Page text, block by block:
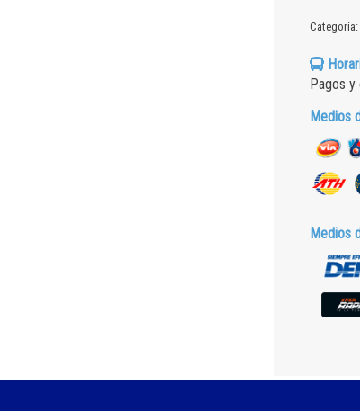
Litro
Categoría:
Pagos y
Medios
Medios